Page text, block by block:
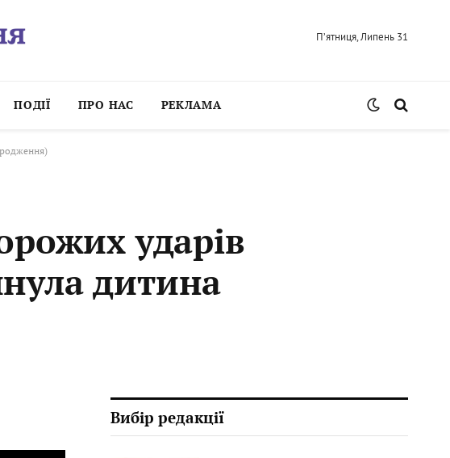
П’ятниця, Липень 31
ПОДІЇ ПРО НАС РЕКЛАМА
ударів
дитина
Вибір редакції